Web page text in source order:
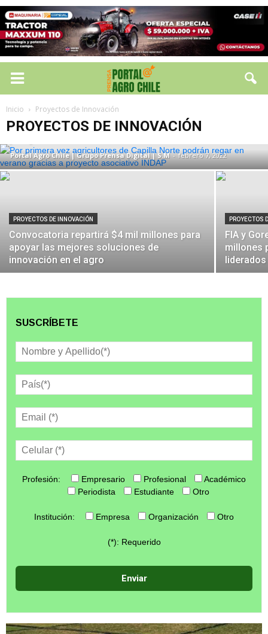
Inicio Proyectos de Innovación
PROYECTOS DE INNOVACIÓN
Por primera vez agricultores de Capilla
Norte podrán regar en verano gracias a
Portal Agro Chile | Grupo Prensa Digital | S.M - febrero 7, 2022
PROYECTOS DE INNOVACIÓN
Convocatoria repartirá $4 mil millones para
apoyar las mejores soluciones de
innovación en el agro
PROYECTOS
FIA y
millones
liderados
SUSCRÍBETE
Profesión: Empresario Profesional
Académico
Periodista
Estudiante Otro
Institución: Empresa Organización Otro
(*): Requerido